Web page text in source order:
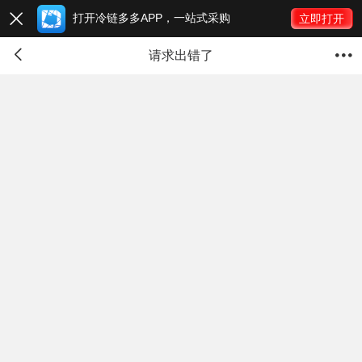
 打开冷链多多APP，一站式采购 立即打开
 请求出错了 